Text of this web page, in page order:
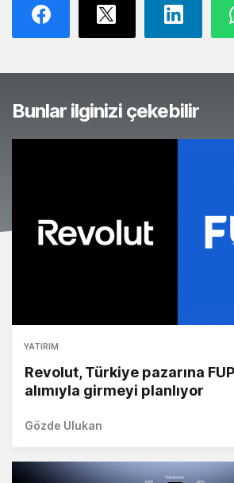
Bunlar ilginizi çekebilir
YATIRIM
Revolut, Türkiye pazarına
alımıyla girmeyi planlıyor
Gözde Ulukan